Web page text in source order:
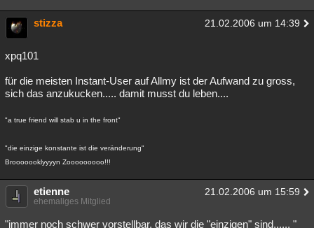
stizza 21.02.2006 um 14:39
xpq101
für die meisten Instant-User auf Allmy ist der Aufwand zu gross,
sich das anzukucken..... damit musst du leben....
"a true friend will stab u in the front"
"die einzige konstante ist die veränderung"
Brooooooklyyyyn Zooooooooo!!!
etienne 21.02.2006 um 15:59
ehemaliges Mitglied
"immer noch schwer vorstellbar, das wir die "einzigen" sind...... "